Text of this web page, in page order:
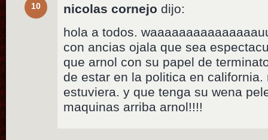
10 nicolas cornejo dijo:
hola a todos.
con ancias ojala que sea
que arnol con su papel de
de estar en la politica en
estuviera. y que tenga su wena
maquinas arriba arnol!!!!